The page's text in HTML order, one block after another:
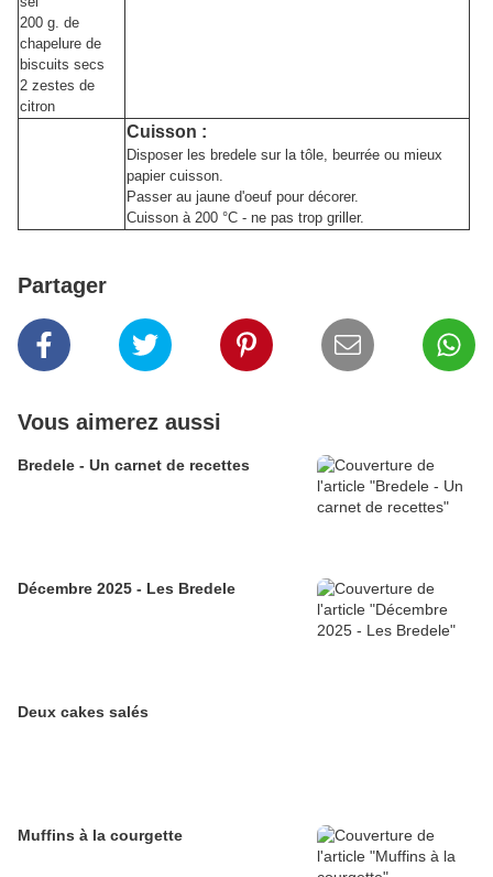
200 g. de
chapelure de
biscuits secs
2 zestes de
citron
Cuisson :
Disposer les bredele sur la tôle, beurrée ou mieux
papier cuisson.
Passer au jaune d'oeuf pour décorer.
Cuisson à 200 °C - ne pas trop griller.
Partager
Vous aimerez aussi
Bredele - Un carnet de recettes
Décembre 2025 - Les Bredele
Deux cakes salés
Muffins à la courgette